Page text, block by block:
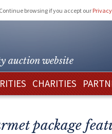
browsing if you accept our
auction website
CHARITIES
package